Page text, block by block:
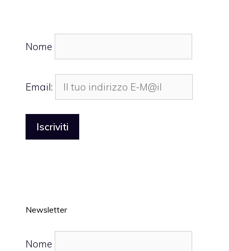
Nome
Email:
Newsletter
Nome